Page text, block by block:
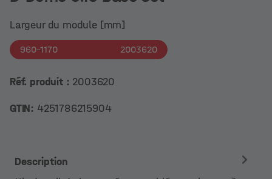
Largeur du module [mm]
960-1170 2003620
Réf. produit : 2003620
GTIN: 4251786215904
Description